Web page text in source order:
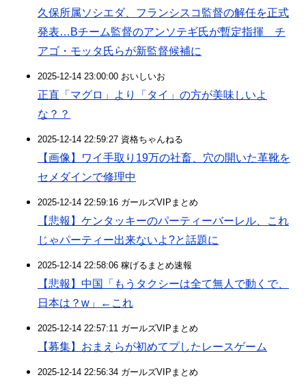
久保所属ソシエダ、フランシスコ監督の解任を正式
発表…Bチーム監督のアンソテギ氏が暫定指揮 チ
アゴ・モッタ氏らが新監督候補に
2025-12-14 23:00:00 おいしいお
正直「マグロ」より「タイ」の方が美味しいよ
な？？
2025-12-14 22:59:27 資格ちゃんねる
【画像】ワイ手取り19万の社畜、穴の開いた革靴を
セメダインで修理中
2025-12-14 22:59:16 ガールズVIPまとめ
【悲報】ケンタッキーのパーティーバーレル、これ
じゃパーティー出来ないよ?と話題に
2025-12-14 22:58:06 稼げるまとめ速報
【悲報】中国「もうタクシーは全て無人で動くで、
日本は？w」←これ
2025-12-14 22:57:11 ガールズVIPまとめ
【募集】おまえらが初めてプしたレースゲーム
2025-12-14 22:56:34 ガールズVIPまとめ